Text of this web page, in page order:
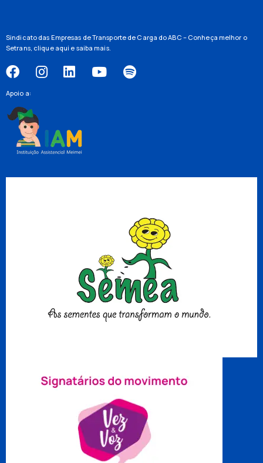
Sindicato das Empresas de Transporte de Carga do ABC – Conheça melhor o
Setrans, clique aqui e saiba mais.
Apoio a: